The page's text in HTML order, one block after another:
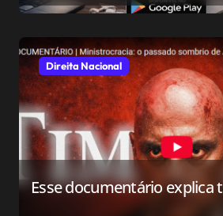
conservador
Direita Nacional
Esse documentário explica